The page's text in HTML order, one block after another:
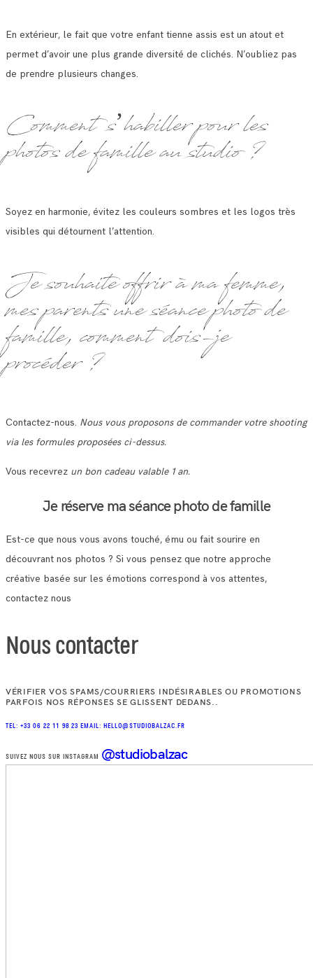
En extérieur, le fait que votre enfant tienne assis est un atout et
permet d’avoir une plus grande diversité de clichés. N’oubliez pas
de prendre plusieurs changes.
Comment s’habiller pour les
photos de famille au studio ?
Soyez en harmonie, évitez les couleurs sombres et les logos très
visibles qui détournent l’attention.
Je souhaite offrir à ma femme,
mes parents une séance photo de
famille, comment dois-je
procéder ?
Contactez-nous. Nous vous proposons de commander votre shooting
via les formules proposées ci-dessus.
Vous recevrez un bon cadeau valable 1 an.
Je réserve ma séance photo de famille
Est-ce que nous vous avons touché, ému ou fait sourire en
découvrant nos photos ? Si vous pensez que notre approche
créative basée sur les émotions correspond à vos attentes,
contactez nous
Nous contacter
VÉRIFIER VOS SPAMS/COURRIERS INDÉSIRABLES OU PROMOTIONS
PARFOIS NOS RÉPONSES SE GLISSENT DEDANS..
TEL: +33 06 22 11 98 23 EMAIL: HELLO@STUDIOBALZAC.FR
SUIVEZ NOUS SUR INSTAGRAM @studiobalzac